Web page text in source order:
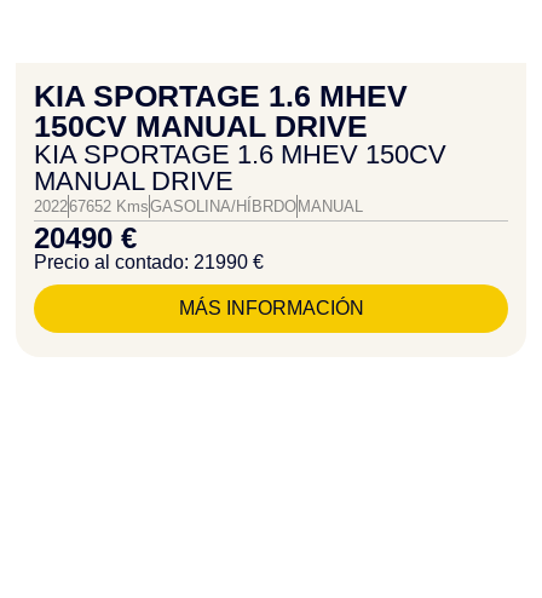
KIA SPORTAGE 1.6 MHEV
150CV MANUAL DRIVE
KIA SPORTAGE 1.6 MHEV 150CV
MANUAL DRIVE
202267652 KmsGASOLINA/HÍBRDO MANUAL
20490 €
Precio al contado: 21990 €
MÁS INFORMACIÓN